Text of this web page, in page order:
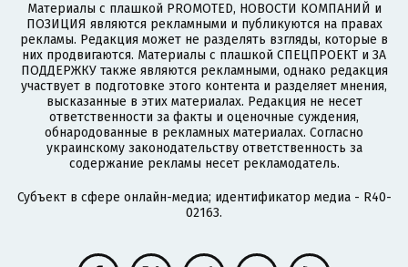
Материалы с плашкой PROMOTED, НОВОСТИ КОМПАНИЙ и
ПОЗИЦИЯ являются рекламными и публикуются на правах
рекламы. Редакция может не разделять взгляды, которые в
них продвигаются. Материалы с плашкой СПЕЦПРОЕКТ и ЗА
ПОДДЕРЖКУ также являются рекламными, однако редакция
участвует в подготовке этого контента и разделяет мнения,
высказанные в этих материалах. Редакция не несет
ответственности за факты и оценочные суждения,
обнародованные в рекламных материалах. Согласно
украинскому законодательству ответственность за
содержание рекламы несет рекламодатель.
Субъект в сфере онлайн-медиа; идентификатор медиа - R40-
02163.